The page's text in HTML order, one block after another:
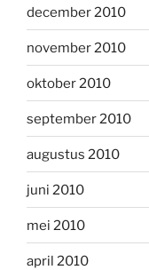
december 2010
november 2010
oktober 2010
september 2010
augustus 2010
juni 2010
mei 2010
april 2010